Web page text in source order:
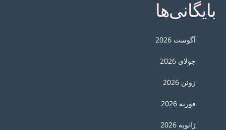
بایگانی‌ها
آگوست 2026
جولای 2026
ژوئن 2026
فوریه 2026
ژانویه 2026